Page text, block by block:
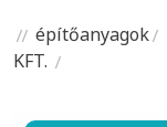
építőanyagok
KFT.